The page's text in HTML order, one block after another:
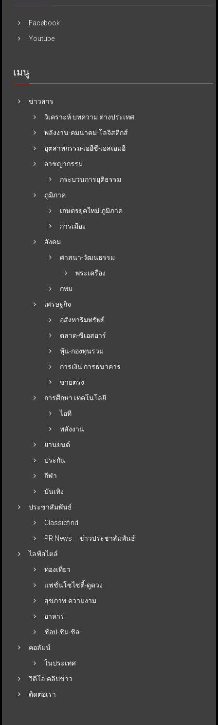
Facebook
Youtube
เมนู
ข่าวสาร
วิเคราะห์ บทความ ต่างประเทศ
พลังงาน-คมนาคม-โลจิสติกส์
อุตสาหกรรม-เออีซี-เอสเอมอี
อาชญากรรม
กระบวนการยุติธรรม
ภูมิภาค
เกษตรยุคใหม่-ภูมิภาค
การเมือง
สังคม
ศาสนา-วัฒนธรรม
พระเครื่อง
กทม
เศรษฐกิจ
อสังหาริมทรัพย์
ตลาด-ซีเอสอาร์
หุ้น-กองทุนรวม
การเงิน การธนาคาร
ขายตรง
การศึกษา เทคโนโลยี
ไอที
พลังงาน
ยานยนต์
ประกัน
กีฬา
บันเทิง
ประชาสัมพันธ์
Classicfind
PR News – ข่าวประชาสัมพันธ์
ไลฟ์สไตล์
ท่องเที่ยว
แฟชั่นโซไซตี้-ดูดวง
สุขภาพ-ความงาม
อาหาร
ช้อป-ชิม-ชิล
คอลัมน์
ในประเทศ
วิดีโอ-คลิปข่าว
ติดต่อเรา